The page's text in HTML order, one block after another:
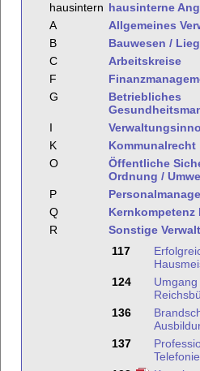
hausintern hausinterne
A
Allgemeines
B
Bauwesen /
C
Arbeitskreise
F
G
Betriebliches
I
K
Kommunalrecht
O
Öffentliche
Ordnung /
P
Q
Kernkompetenz
R
Sonstige
117
124
136
137